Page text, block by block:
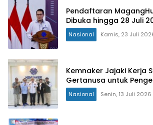
Pendaftaran
Dibuka hingga 28 Juli
Nasional Kamis, 23 Juli
Kemnaker Jajaki Kerja
Gertanusa untuk
Nasional Senin, 13 Juli